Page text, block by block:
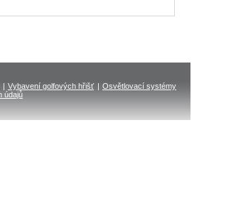
| Vybavení golfových hřišť | Osvětlovací systémy
údajů